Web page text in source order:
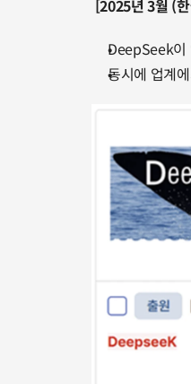
[2025년 3월 (
DeepSeek이
동시에 업계